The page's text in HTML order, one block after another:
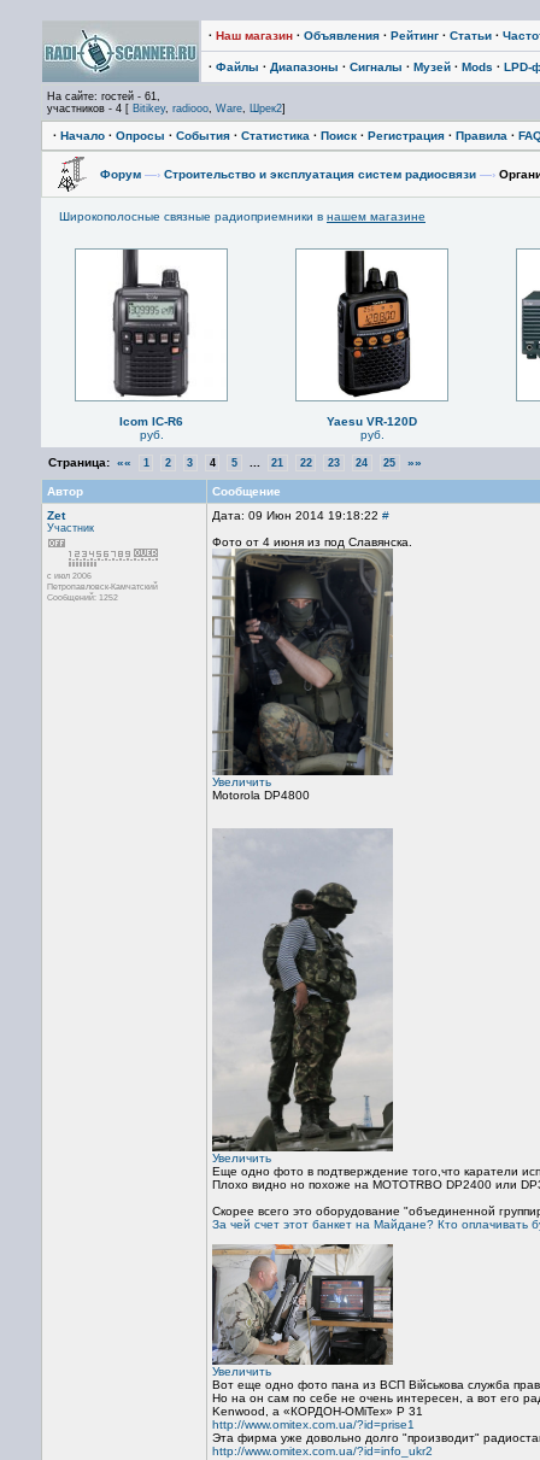
· Наш магазин · Объявления · Рейтинг · Статьи ·
· Файлы · Диапазоны · Сигналы · Музей · Mods · LPD-
На сайте: гостей - 61,
участников - 4 [ Bitikey, radiooo, Ware, Шрек2]
· Начало · Опросы · События · Статистика · Поиск · Регистрация · Правила ·
Форум —› Строительство и эксплуатация систем радиосвязи —›
Широкополосные связные радиоприемники в нашем магазине
Icom IC-R6
руб.
Yaesu VR-120D
руб.
Страница: «« 1 2 3 4 5 21 22 23 24 25 »»
Автор
Сообщение
Zet
Участник
с июл 2006
Петропавловск-Камчатский
Сообщений: 1252
Дата: 09 Июн 2014 19:18:22 #
Фото от 4 июня из под Славянска.
Увеличить
Motorola DP4800
Увеличить
Еще одно фото в подтверждение того,что каратели
Плохо видно но похоже на MOTOTRBO DP2400 или
Скорее всего это оборудование "объединенной
За чей счет этот банкет на Майдане? Кто оплачивать
Увеличить
Вот еще одно фото пана из ВСП Військова служба
Но на он сам по себе не очень интересен, а вот его
Kenwood, а «КОРДОН-ОМіТех» Р 31
http://www.omitex.com.ua/?id=prise1
Эта фирма уже довольно долго "производит"
http://www.omitex.com.ua/?id=info_ukr2